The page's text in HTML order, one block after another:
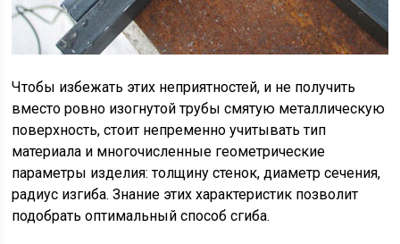
Чтобы избежать этих неприятностей, и не получить
вместо ровно изогнутой трубы смятую металлическую
поверхность, стоит непременно учитывать тип
материала и многочисленные геометрические
параметры изделия: толщину стенок, диаметр сечения,
радиус изгиба. Знание этих характеристик позволит
подобрать оптимальный способ сгиба.